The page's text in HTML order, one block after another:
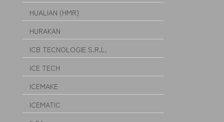
HUALIAN (HMR)
HURAKAN
ICB TECNOLOGIE S.R.L.
ICE TECH
ICEMAKE
ICEMATIC